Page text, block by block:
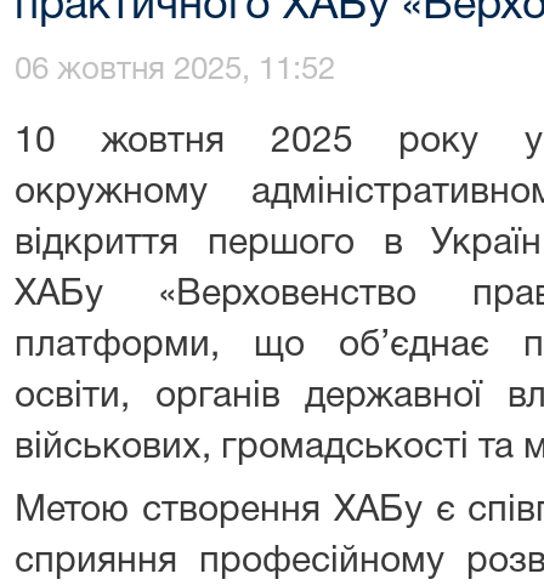
06 жовтня 2025, 11:52
10 жовтня 2025 року у
окружному
відкриття першого в
ХАБу «Верховенство
платформи, що об’єднає
освіти, органів державної
військових, громадськості та
Метою створення ХАБу є
сприяння професійному